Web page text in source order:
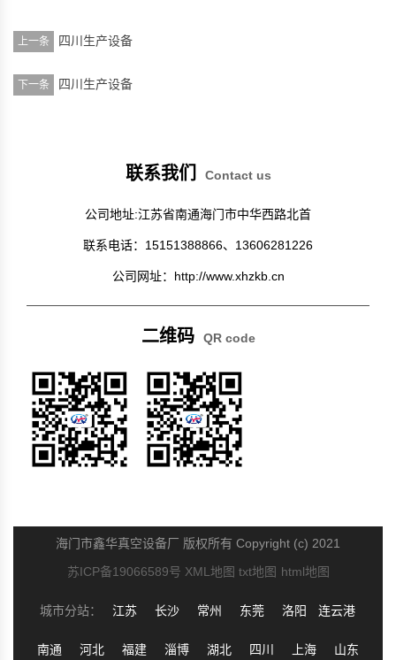
上一条 四川生产设备
下一条 四川生产设备
联系我们 Contact us
公司地址:江苏省南通海门市中华西路北首
联系电话：15151388866、13606281226
公司网址：http://www.xhzkb.cn
二维码 QR code
海门市鑫华真空设备厂 版权所有 Copyright (c) 2021
苏ICP备19066589号 XML地图 txt地图 html地图
城市分站： 江苏 长沙 常州 东莞 洛阳 连云港
南通 河北 福建 淄博 湖北 四川 上海 山东